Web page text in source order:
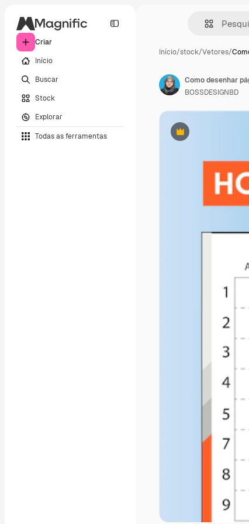
Criar
Início
Buscar
Stock
Explorar
Todas as ferramentas
Início/stock/Vetores/
Premium
Como desenhar
BOSSDESIGNBD